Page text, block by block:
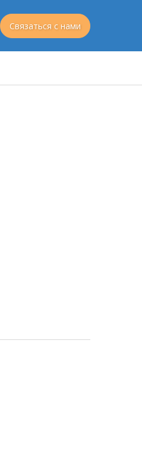
Связаться с нами